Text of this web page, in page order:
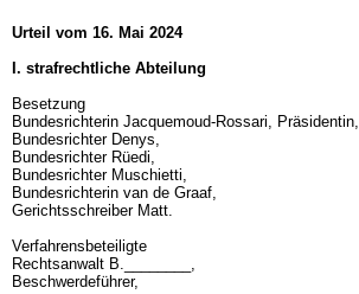
Urteil vom 16. Mai 2024
I. strafrechtliche Abteilung
Besetzung
Bundesrichterin Jacquemoud-Rossari, Präsidentin,
Bundesrichter Denys,
Bundesrichter Rüedi,
Bundesrichter Muschietti,
Bundesrichterin van de Graaf,
Gerichtsschreiber Matt.
Verfahrensbeteiligte
Rechtsanwalt B.________,
Beschwerdeführer,